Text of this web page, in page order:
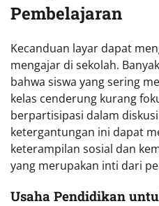
Pembelajaran
Kecanduan layar dapat
mengajar di sekolah.
bahwa siswa yang sering
kelas cenderung kurang
berpartisipasi dalam
ketergantungan ini dapat
keterampilan sosial dan
yang merupakan inti dari
Usaha Pendidikan